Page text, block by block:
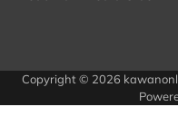
Copyright © 2026